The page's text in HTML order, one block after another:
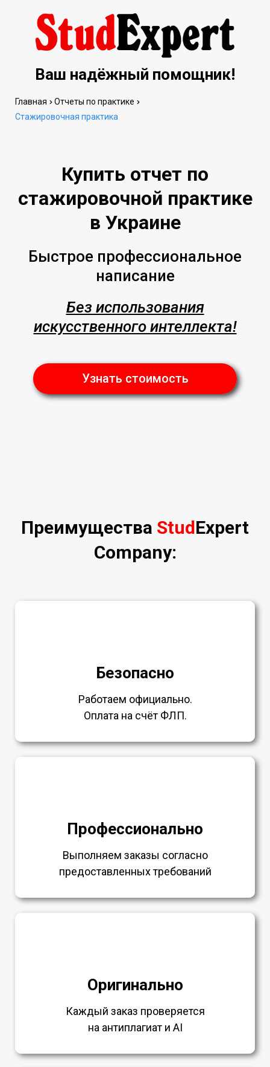
Ваш надёжный помощник!
Купить отчет по
стажировочной практике
в Украине
Быстрое профессиональное
написание
Без использования
искусственного интеллекта!
Узнать стоимость
Главная
Отчеты по практике
Стажировочная практика
Преимущества StudExpert
Company:
Безопасно
Работаем официально.
Оплата на счёт ФЛП.
Профессионально
Выполняем заказы согласно
предоставленных требований
Оригинально
Каждый заказ проверяется
на антиплагиат и AI